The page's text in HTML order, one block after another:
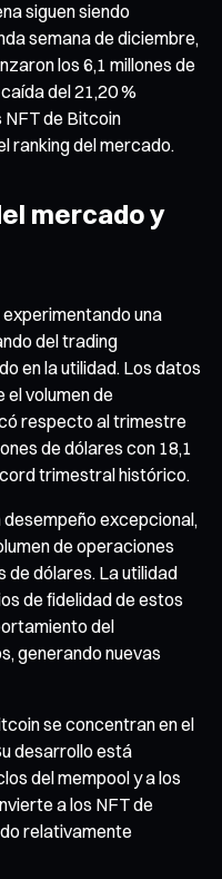
siguen siendo
semana de diciembre,
los 6,1 millones de
del 21,20 %
NFT de Bitcoin
ranking del mercado.
mercado y
una
del trading
en la utilidad. Los datos
volumen de
respecto al trimestre
de dólares con 18,1
trimestral histórico.
excepcional,
de operaciones
de dólares. La utilidad
de fidelidad de estos
del
generando nuevas
se concentran en el
desarrollo está
del mempool y a los
a los NFT de
relativamente